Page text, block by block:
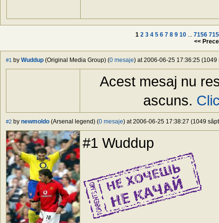
1 2 3 4 5 6 7 8 9 10 ... 7156
<<
#1 by Wuddup (Original Media Group) (0 mesaje) at 2006-06-25 17:36:25 (1049
Acest mesaj nu
ascuns.
#2 by newmoldo (Arsenal legend) (0 mesaje) at 2006-06-25 17:38:27 (1049
#1 Wuddup